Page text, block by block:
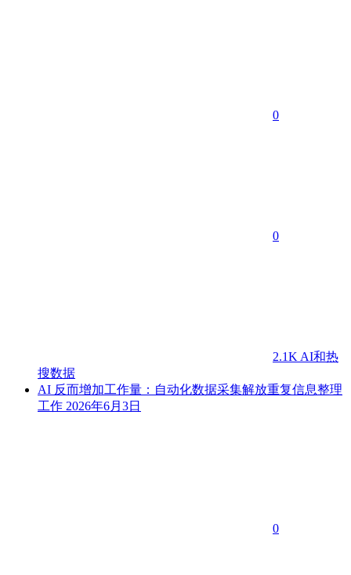
0
0
2.1K AI和热
搜数据
AI 反而增加工作量：自动化数据采集解放重复信息整理
工作 2026年6月3日
0